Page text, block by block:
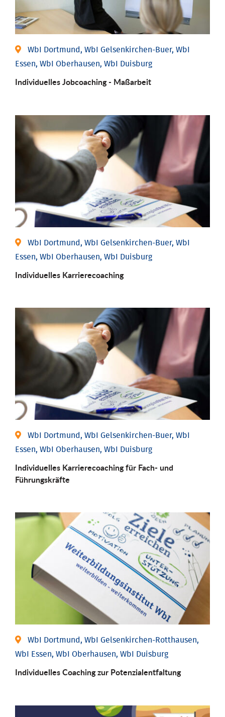
WbI Dortmund, WbI Gelsenkirchen-Buer, WbI
Essen, WbI Oberhausen, WbI Duisburg
Individu­elles Job­coaching - Maßarbeit
WbI Dortmund, WbI Gelsenkirchen-Buer, WbI
Essen, WbI Oberhausen, WbI Duisburg
Individu­elles Karrierecoaching
WbI Dortmund, WbI Gelsenkirchen-Buer, WbI
Essen, WbI Oberhausen, WbI Duisburg
Individu­elles Karrierecoaching für Fach-­ und
Führungs­kräfte
WbI Dortmund, WbI Gelsenkirchen-Rotthausen,
WbI Essen, WbI Oberhausen, WbI Duisburg
Individuelles Coaching zur Potenzialentfaltung